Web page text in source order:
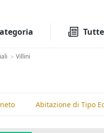
> Villini
Abitazione di Tipo